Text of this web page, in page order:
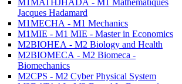
M1MATHJHADA - M1 Mathematiques
Jacques Hadamard
M1MECHA - M1 Mechanics
M1MIE - M1 MIE - Master in Economics
M2BIOHEA - M2 Biology and Health
M2BIOMECA - M2 Biomeca -
Biomechanics
M2CPS - M2 Cyber Physical System